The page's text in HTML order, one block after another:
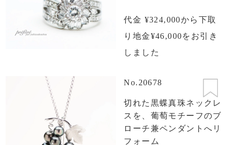
代金 ¥324,000から下取
り地金¥46,000をお引き
しました
No.20678
切れた黒蝶真珠ネックレ
スを、葡萄モチーフのブ
ローチ兼ペンダントへリ
フォーム